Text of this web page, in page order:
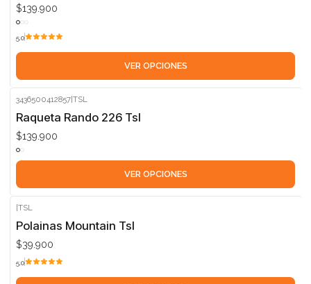
$139.900
5.0
VER OPCIONES
3436500412857 |TSL
Raqueta Rando 226 Tsl
$139.900
VER OPCIONES
|TSL
Polainas Mountain Tsl
$39.900
5.0